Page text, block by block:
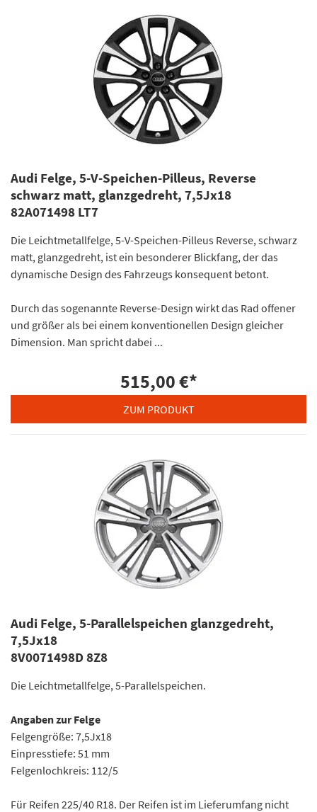
Audi Felge, 5-V-Speichen-Pilleus, Reverse
schwarz matt, glanzgedreht, 7,5Jx18
82A071498 LT7
Die Leichtmetallfelge, 5-V-Speichen-Pilleus Reverse, schwarz
matt, glanzgedreht, ist ein besonderer Blickfang, der das
dynamische Design des Fahrzeugs konsequent betont.
Durch das sogenannte Reverse-Design wirkt das Rad offener
und größer als bei einem konventionellen Design gleicher
Dimension. Man spricht dabei ...
515,00 €*
ZUM PRODUKT
Audi Felge, 5-Parallelspeichen glanzgedreht,
7,5Jx18
8V0071498D 8Z8
Die Leichtmetallfelge, 5-Parallelspeichen.
Angaben zur Felge
Felgengröße: 7,5Jx18
Einpresstiefe: 51 mm
Felgenlochkreis: 112/5
Für Reifen 225/40 R18. Der Reifen ist im Lieferumfang nicht